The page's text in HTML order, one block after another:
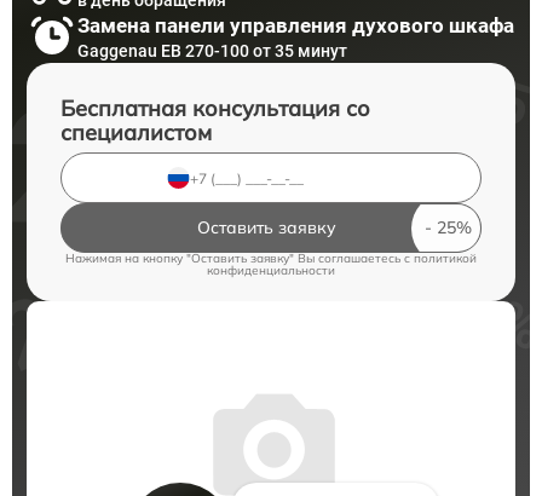
Замена панели управления духового шкафа
Gaggenau EB 270-100 от 35 минут
Бесплатная консультация со
специалистом
Оставить заявку
Нажимая на кнопку "Оставить заявку" Вы соглашаетесь cполитикой
конфиденциальности